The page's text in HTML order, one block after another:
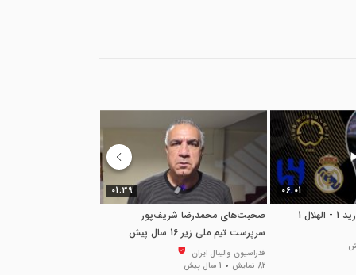
06:01
1
01:39
صحبت‌های محمدرضا شریف‌پور
سرپرست تیم ملی زیر 16 سال پیش
از دیدار مقابل اندونزی
فدراسیون والیبال ایران
82 نمایش
1 سال پیش